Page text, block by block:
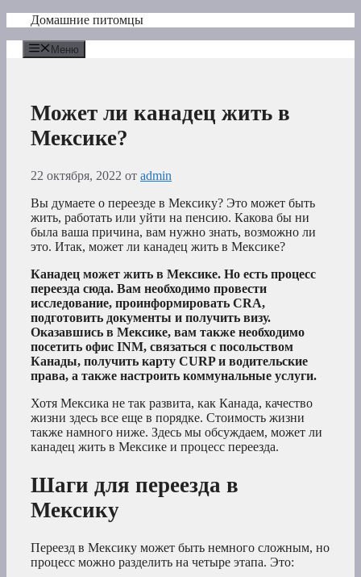
Перейти
содержимому
Домашние питомцы
Меню
Может ли канадец жить в
Мексике?
22 октября, 2022 от admin
Вы думаете о переезде в Мексику? Это может быть
жить, работать или уйти на пенсию. Какова бы ни
была ваша причина, вам нужно знать, возможно ли
это. Итак, может ли канадец жить в Мексике?
Канадец может жить в Мексике. Но есть процесс
переезда сюда. Вам необходимо провести
исследование, проинформировать CRA,
подготовить документы и получить визу.
Оказавшись в Мексике, вам также необходимо
посетить офис INM, связаться с посольством
Канады, получить карту CURP и водительские
права, а также настроить коммунальные услуги.
Хотя Мексика не так развита, как Канада, качество
жизни здесь все еще в порядке. Стоимость жизни
также намного ниже. Здесь мы обсуждаем, может ли
канадец жить в Мексике и процесс переезда.
Шаги для переезда в
Мексику
Переезд в Мексику может быть немного сложным, но
процесс можно разделить на четыре этапа. Это: